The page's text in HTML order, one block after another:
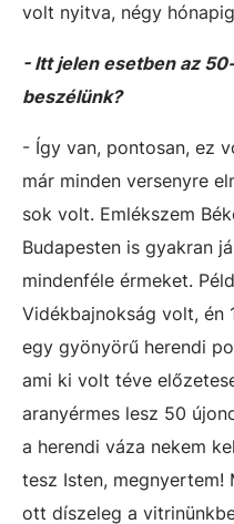
volt nyitva, négy
- Itt jelen esetben az
beszélünk?
- Így van, pontosan, ez
már minden versenyre
sok volt. Emlékszem
Budapesten is gyakran
mindenféle érmeket.
Vidékbajnokság volt, én
egy gyönyörű herendi
ami ki volt téve
aranyérmes lesz 50
a herendi váza nekem
tesz Isten, megnyertem!
ott díszeleg a